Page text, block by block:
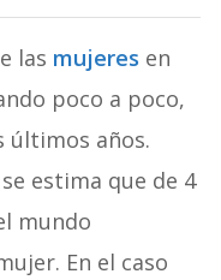
las mujeres en
poco a poco,
últimos años.
estima que de 4
mundo
En el caso